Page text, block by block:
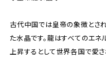
古代中国では皇帝の象徴とさ
た水晶です。龍はすべてのエネ
上昇するとして世界各国で愛